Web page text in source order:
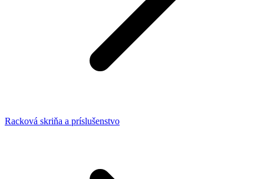
Racková skriňa a príslušenstvo